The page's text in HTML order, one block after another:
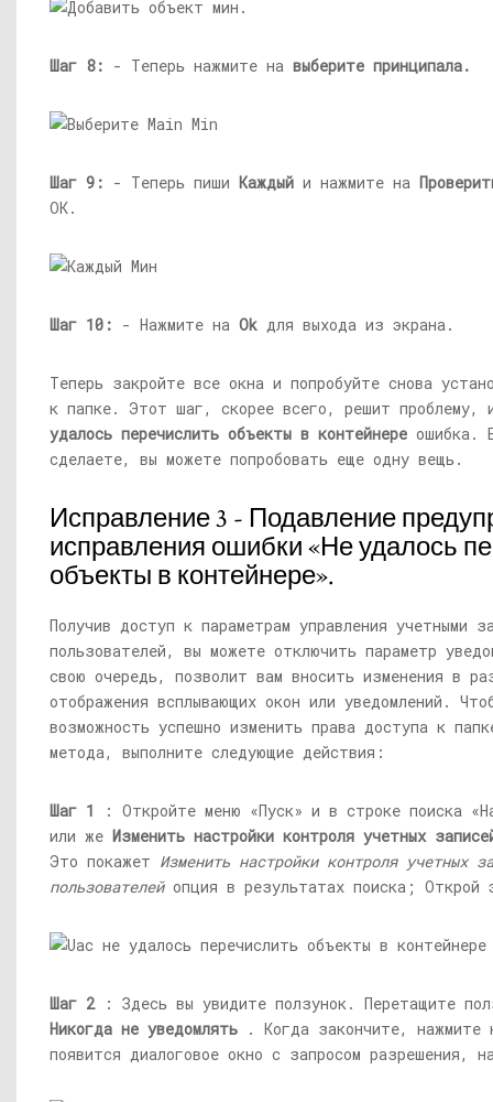
Шаг 8: - Теперь нажмите на выберите принципала.
Шаг 9: - Теперь пиши Каждый и нажмите на
ОК.
Шаг 10: - Нажмите на Ok для выхода из экрана.
Теперь закройте все окна и попробуйте снова
к папке. Этот шаг, скорее всего, решит проблему,
удалось перечислить объекты в контейнере ошибка.
сделаете, вы можете попробовать еще одну вещь.
Исправление 3 - Подавление
исправления ошибки «Не удалось
объекты в контейнере».
Получив доступ к параметрам управления учетными
пользователей, вы можете отключить параметр
свою очередь, позволит вам вносить изменения в
отображения всплывающих окон или уведомлений.
возможность успешно изменить права доступа к
метода, выполните следующие действия:
Шаг 1
: Откройте меню «Пуск» и в строке поиска
или же Изменить настройки контроля учетных
Это покажет Изменить настройки контроля учетных
пользователейопция в результатах поиска; Открой
Шаг 2: Здесь вы увидите ползунок. Перетащите
Никогда не уведомлять . Когда закончите,
появится диалоговое окно с запросом разрешения,